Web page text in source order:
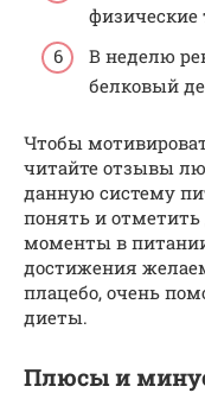
физические
В неделю
белковый
Чтобы
читайте отзывы
данную систему
понять и
моменты в
достижения
плацебо, очень
диеты.
Плюсы и